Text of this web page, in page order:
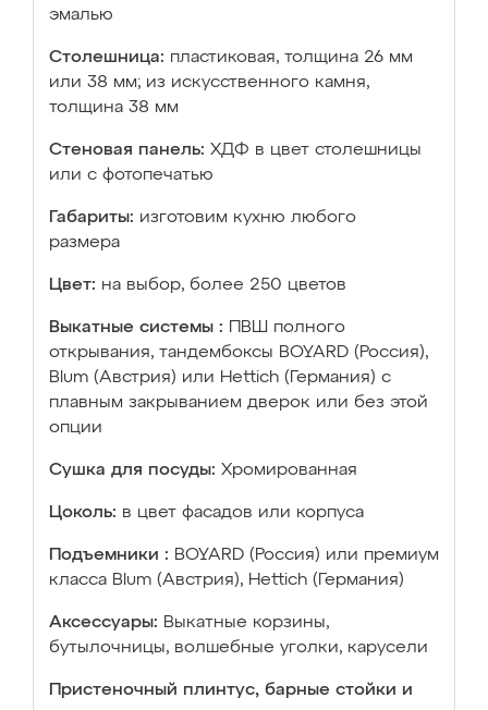
эмалью
Столешница: пластиковая, толщина 26 мм
или 38 мм; из искусственного камня,
толщина 38 мм
Стеновая панель: ХДФ в цвет столешницы
или с фотопечатью
Габариты: изготовим кухню любого
размера
Цвет: на выбор, более 250 цветов
Выкатные системы :
ПВШ полного
открывания, тандембоксы BOYARD (Россия),
Blum (Австрия) или Hettich (Германия) с
плавным закрыванием дверок или без этой
опции
Сушка для посуды: Хромированная
Цоколь: в цвет фасадов или корпуса
Подъемники : BOYARD (Россия) или премиум
класса Blum (Австрия), Hettich (Германия)
Аксессуары: Выкатные корзины,
бутылочницы, волшебные уголки, карусели
Пристеночный плинтус, барные стойки и